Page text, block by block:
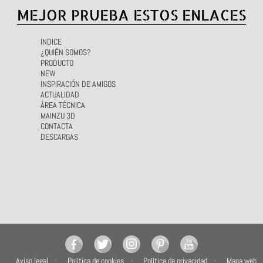
MEJOR PRUEBA ESTOS ENLACES
INDICE
¿QUIÉN SOMOS?
PRODUCTO
NEW
INSPIRACIÓN DE AMIGOS
ACTUALIDAD
ÁREA TÉCNICA
MAINZU 3D
CONTACTA
DESCARGAS
Aviso legal Política de cookies Política de privacidad Mapa web